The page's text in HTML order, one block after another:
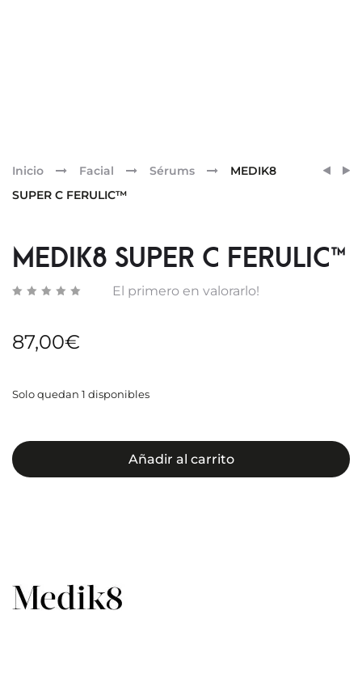
Inicio Facial Sérums
MEDIK8
SUPER C FERULIC™
MEDIK8 SUPER C FERULIC™
El primero en valorarlo!
87,00€
Solo quedan 1 disponibles
Añadir al carrito